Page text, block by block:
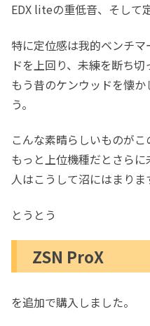
EDX liteの重低音、そして
特に定位感は我的ベンチ
ドを上回り、未練を断ち切
もう昔のケンウッドを懐
う。
こんな素晴らしいものが
もっと上位機種だとさら
人はこうして沼にはまりま
とうとう
ZSN ProX
を追加で購入しました。